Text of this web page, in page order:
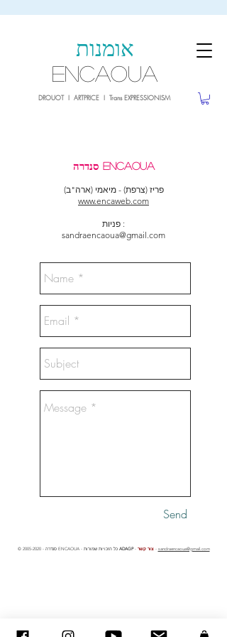
אומנות
ENCAOUA
DROUOT I ARTPRICE I Trans EXPRESSIONISM
סנדרה ENCAOUA
פריז (צרפת) - מיאמי (ארה"ב)
www.encaweb.com
פניות :
sandraencaoua@gmail.com
Send
© 2005-2020 - סנדרה ENCAOUA - כל הזכויות שמורות ADAGP- צור קשר - sandraencaoua@gmail.com